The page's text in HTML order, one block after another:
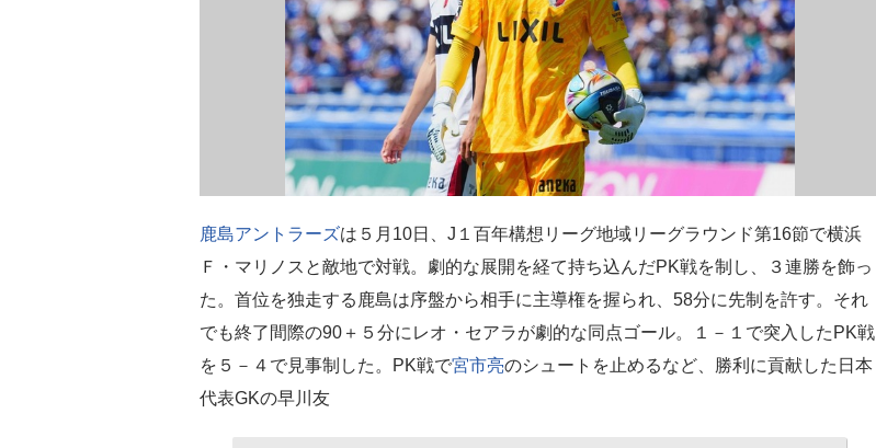
鹿島アントラーズは５月10日、J１百年構想リーグ地域リーグラウンド第16節で横浜
Ｆ・マリノスと敵地で対戦。劇的な展開を経て持ち込んだPK戦を制し、３連勝を飾っ
た。首位を独走する鹿島は序盤から相手に主導権を握られ、58分に先制を許す。それ
でも終了間際の90＋５分にレオ・セアラが劇的な同点ゴール。１－１で突入したPK戦
を５－４で見事制した。PK戦で宮市亮のシュートを止めるなど、勝利に貢献した日本
代表GKの早川友